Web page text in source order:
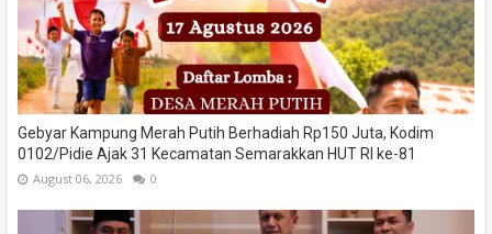
Gebyar Kampung Merah Putih Berhadiah Rp150 Juta, Kodim
0102/Pidie Ajak 31 Kecamatan Semarakkan HUT RI ke-81
August 06, 2026 0